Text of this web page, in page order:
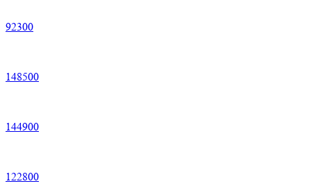
92300
148500
144900
122800